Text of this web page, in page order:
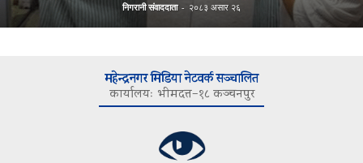
निगरानी संवाददाता - २०८३ असार २६
महेन्द्रनगर मिडिया नेटवर्क सञ्चालित
कार्यालयः भीमदत्त–१८ कञ्चनपुर